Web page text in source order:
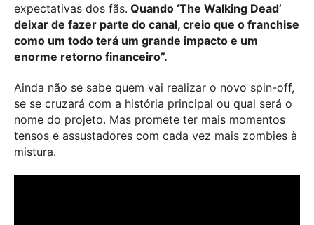
expectativas dos fãs. Quando ‘The Walking Dead’
deixar de fazer parte do canal, creio que o franchise
como um todo terá um grande impacto e um
enorme retorno financeiro”.
Ainda não se sabe quem vai realizar o novo spin-off,
se se cruzará com a história principal ou qual será o
nome do projeto. Mas promete ter mais momentos
tensos e assustadores com cada vez mais zombies à
mistura.